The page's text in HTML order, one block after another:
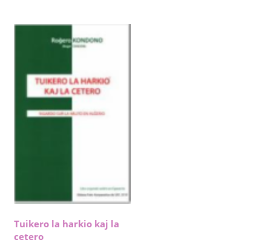
Tuikero la harkio kaj la
cetero